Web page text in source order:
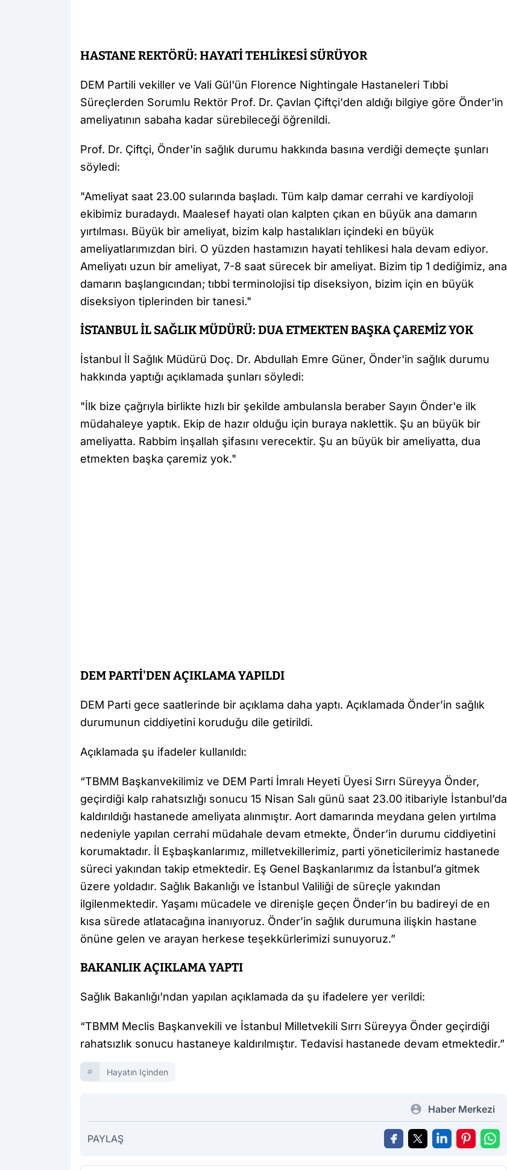
HASTANE REKTÖRÜ: HAYATİ TEHLİKESİ SÜRÜYOR
DEM Partili vekiller ve Vali Gül'ün Florence Nightingale Hastaneleri Tıbbi
Süreçlerden Sorumlu Rektör Prof. Dr. Çavlan Çiftçi'den aldığı bilgiye göre Önder'in
ameliyatının sabaha kadar sürebileceği öğrenildi.
Prof. Dr. Çiftçi, Önder'in sağlık durumu hakkında basına verdiği demeçte şunları
söyledi:
"Ameliyat saat 23.00 sularında başladı. Tüm kalp damar cerrahi ve kardiyoloji
ekibimiz buradaydı. Maalesef hayati olan kalpten çıkan en büyük ana damarın
yırtılması. Büyük bir ameliyat, bizim kalp hastalıkları içindeki en büyük
ameliyatlarımızdan biri. O yüzden hastamızın hayati tehlikesi hala devam ediyor.
Ameliyatı uzun bir ameliyat, 7-8 saat sürecek bir ameliyat. Bizim tip 1 dediğimiz, ana
damarın başlangıcından; tıbbi terminolojisi tip diseksiyon, bizim için en büyük
diseksiyon tiplerinden bir tanesi."
İSTANBUL İL SAĞLIK MÜDÜRÜ: DUA ETMEKTEN BAŞKA ÇAREMİZ YOK
İstanbul İl Sağlık Müdürü Doç. Dr. Abdullah Emre Güner, Önder'in sağlık durumu
hakkında yaptığı açıklamada şunları söyledi:
"İlk bize çağrıyla birlikte hızlı bir şekilde ambulansla beraber Sayın Önder'e ilk
müdahaleye yaptık. Ekip de hazır olduğu için buraya naklettik. Şu an büyük bir
ameliyatta. Rabbim inşallah şifasını verecektir. Şu an büyük bir ameliyatta, dua
etmekten başka çaremiz yok."
DEM PARTİ'DEN AÇIKLAMA YAPILDI
DEM Parti gece saatlerinde bir açıklama daha yaptı. Açıklamada Önder’in sağlık
durumunun ciddiyetini koruduğu dile getirildi.
Açıklamada şu ifadeler kullanıldı:
“TBMM Başkanvekilimiz ve DEM Parti İmralı Heyeti Üyesi Sırrı Süreyya Önder,
geçirdiği kalp rahatsızlığı sonucu 15 Nisan Salı günü saat 23.00 itibariyle İstanbul’da
kaldırıldığı hastanede ameliyata alınmıştır. Aort damarında meydana gelen yırtılma
nedeniyle yapılan cerrahi müdahale devam etmekte, Önder’in durumu ciddiyetini
korumaktadır. İl Eşbaşkanlarımız, milletvekillerimiz, parti yöneticilerimiz hastanede
süreci yakından takip etmektedir. Eş Genel Başkanlarımız da İstanbul’a gitmek
üzere yoldadır. Sağlık Bakanlığı ve İstanbul Valiliği de süreçle yakından
ilgilenmektedir. Yaşamı mücadele ve direnişle geçen Önder’in bu badireyi de en
kısa sürede atlatacağına inanıyoruz. Önder’in sağlık durumuna ilişkin hastane
önüne gelen ve arayan herkese teşekkürlerimizi sunuyoruz.”
BAKANLIK AÇIKLAMA YAPTI
Sağlık Bakanlığı'ndan yapılan açıklamada da şu ifadelere yer verildi:
“TBMM Meclis Başkanvekili ve İstanbul Milletvekili Sırrı Süreyya Önder geçirdiği
rahatsızlık sonucu hastaneye kaldırılmıştır. Tedavisi hastanede devam etmektedir.”
Hayatın Içinden
Haber Merkezi
PAYLAŞ